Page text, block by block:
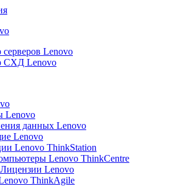
Lenovo
СХД Lenovo
Lenovo
данных Lenovo
Lenovo
Lenovo ThinkStation
Lenovo ThinkCentre
Lenovo
ThinkAgile